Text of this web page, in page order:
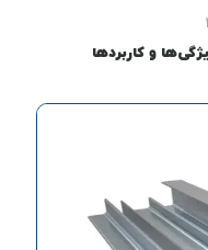
و کاربردها